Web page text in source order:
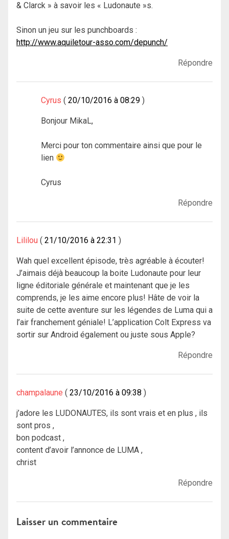
& Clarck » à savoir les « Ludonaute »s.
Sinon un jeu sur les punchboards :
http://www.aquiletour-asso.com/depunch/
Répondre
Cyrus 20/10/2016 à 08:29
Bonjour MikaL,
Merci pour ton commentaire ainsi que pour le
lien
Cyrus
Répondre
Lililou 21/10/2016 à 22:31
Wah quel excellent épisode, très agréable à écouter!
J’aimais déjà beaucoup la boite Ludonaute pour leur
ligne éditoriale générale et maintenant que je les
comprends, je les aime encore plus! Hâte de voir la
suite de cette aventure sur les légendes de Luma qui a
l’air franchement géniale! L’application Colt Express va
sortir sur Android également ou juste sous Apple?
Répondre
champalaune 23/10/2016 à 09:38
j’adore les LUDONAUTES, ils sont vrais et en plus , ils
sont pros ,
bon podcast ,
content d’avoir l’annonce de LUMA ,
christ
Répondre
Laisser un commentaire